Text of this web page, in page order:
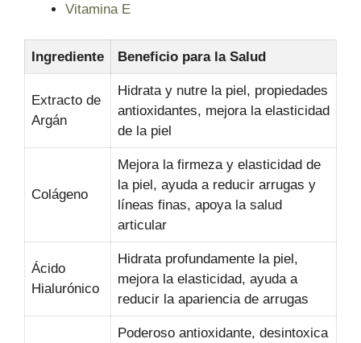
Vitamina E
Ingrediente Beneficio para la Salud
Extracto de
Argán
Hidrata y nutre la piel, propiedades
antioxidantes, mejora la elasticidad
de la piel
Colágeno
Mejora la firmeza y elasticidad de
la piel, ayuda a reducir arrugas y
líneas finas, apoya la salud
articular
Ácido
Hialurónico
Hidrata profundamente la piel,
mejora la elasticidad, ayuda a
reducir la apariencia de arrugas
Poderoso antioxidante, desintoxica